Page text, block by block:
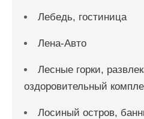
Лебедь, гостиница
Лена-Авто
Лесные горки,
оздоровительный
Лосиный остров,